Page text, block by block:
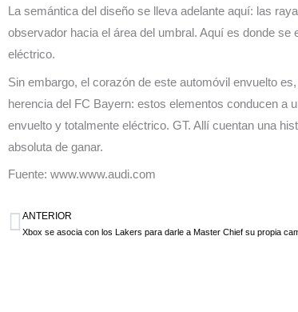
La semántica del diseño se lleva adelante aquí: las
observador hacia el área del umbral. Aquí es donde
eléctrico.
Sin embargo, el corazón de este automóvil envuelto
herencia del FC Bayern: estos elementos conducen a
envuelto y totalmente eléctrico. GT. Allí cuentan una
absoluta de ganar.
Fuente: www.www.audi.com
Ant
ANTERIOR